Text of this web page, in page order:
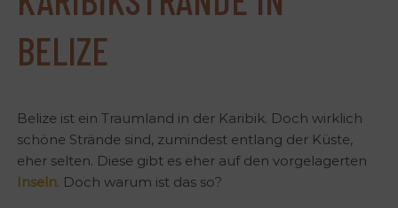
BELIZE
Belize ist ein Traumland in der Karibik. Doch wirklich
schöne Strände sind, zumindest entlang der Küste,
eher selten. Diese gibt es eher auf den vorgelagerten
Inseln. Doch warum ist das so?